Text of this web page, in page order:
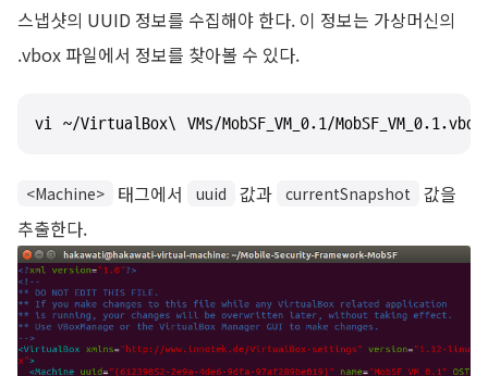
스냅샷의 UUID 정보를 수집해야 한다. 이 정보는 가상머신의
.vbox 파일에서 정보를 찾아볼 수 있다.
vi ~/VirtualBox\ VMs/MobSF_VM_0.1/MobSF_VM_0.1.vbox
<Machine> 태그에서 uuid 값과 currentSnapshot
값을
추출한다.